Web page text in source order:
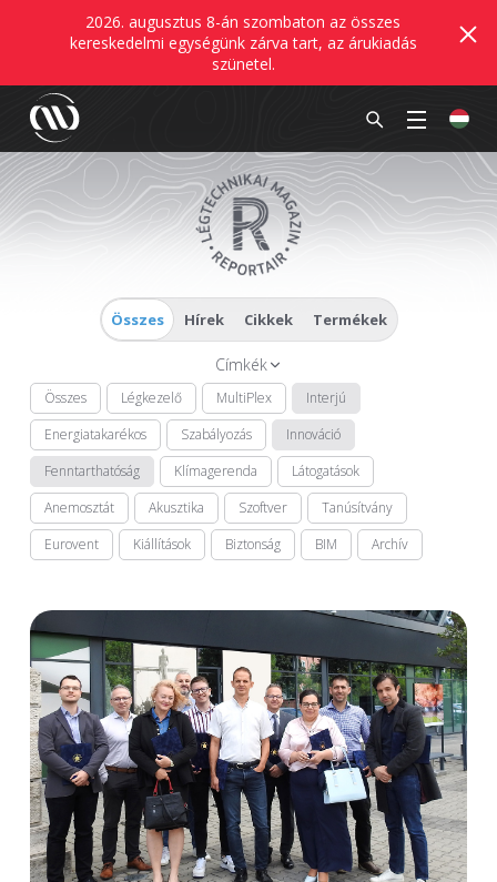
2026. augusztus 8-án szombaton az összes
kereskedelmi egységünk zárva tart, az árukiadás
szünetel.
Összes Hírek Cikkek Termékek
Címkék
Összes Légkezelő MultiPlex
Interjú
Energiatakarékos
Szabályozás
Innováció
Fenntarthatóság
Klímagerenda
Látogatások
Anemosztát
Akusztika Szoftver
Tanúsítvány
Eurovent
Kiállítások Biztonság BIM Archív